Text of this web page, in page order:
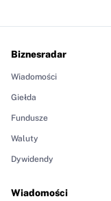
Biznesradar
Wiadomości
Giełda
Fundusze
Waluty
Dywidendy
Wiadomości